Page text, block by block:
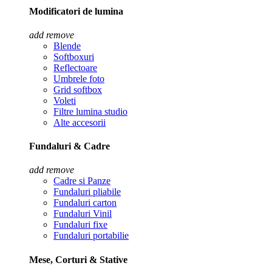
Modificatori de lumina
add remove
Blende
Softboxuri
Reflectoare
Umbrele foto
Grid softbox
Voleti
Filtre lumina studio
Alte accesorii
Fundaluri & Cadre
add remove
Cadre si Panze
Fundaluri pliabile
Fundaluri carton
Fundaluri Vinil
Fundaluri fixe
Fundaluri portabilie
Mese, Corturi & Stative